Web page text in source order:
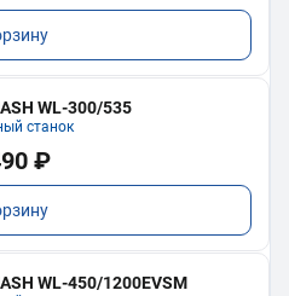
WL-300/535
станок
₽
WL-450/1200EVSM